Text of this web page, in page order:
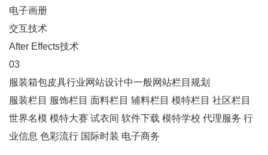
电子画册
交互技术
After Effects技术
03
服装箱包皮具行业网站设计中一般网站栏目规划
服装栏目 服饰栏目 面料栏目 辅料栏目 模特栏目 社区栏目
世界名模 模特大赛 试衣间 软件下载 模特学校 代理服务 行
业信息 色彩流行 国际时装 电子商务